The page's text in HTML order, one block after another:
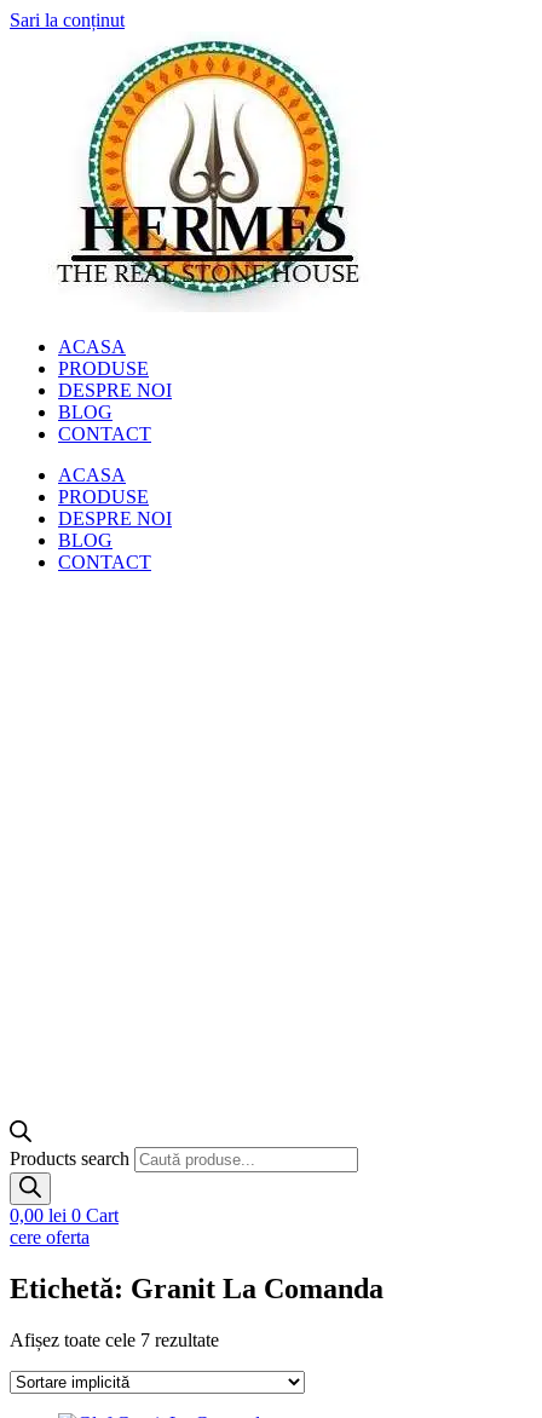
Sari la conținut
ACASA
PRODUSE
DESPRE NOI
BLOG
CONTACT
ACASA
PRODUSE
DESPRE NOI
BLOG
CONTACT
Products search
0,00 lei 0 Cart
cere oferta
Etichetă: Granit La Comanda
Afișez toate cele 7 rezultate